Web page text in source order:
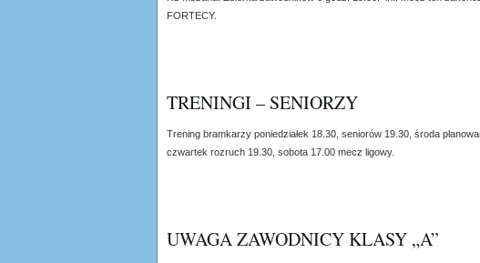
FORTECY.
TRENINGI – SENIORZY
Trening bramkarzy poniedziałek 18.30, seniorów 19.30, środa
czwartek rozruch 19.30, sobota 17.00 mecz ligowy.
UWAGA ZAWODNICY KLASY „A”